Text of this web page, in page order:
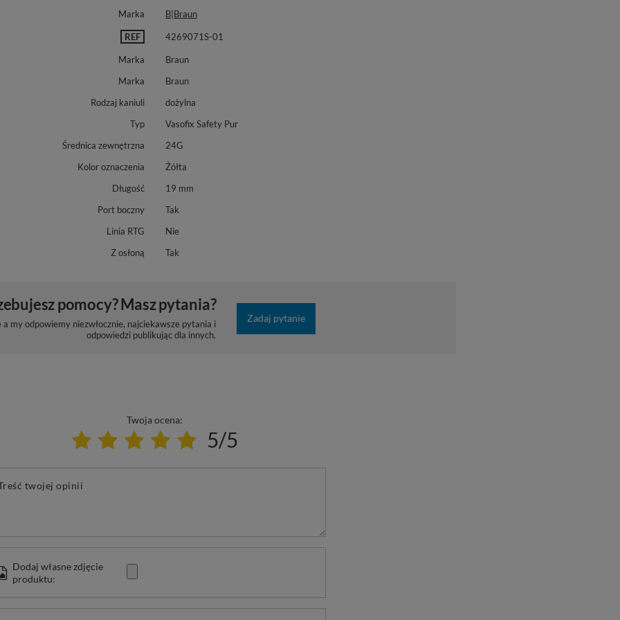
Marka B|Braun
REF 4269071S-01
Marka
Braun
Marka
Braun
Rodzaj kaniuli
dożylna
Typ
Vasofix Safety Pur
Średnica zewnętrzna
24G
Kolor oznaczenia
Żółta
Długość
19 mm
Port boczny
Tak
Linia RTG
Nie
Z osłoną
Tak
pomocy? Masz pytania?
my odpowiemy niezwłocznie, najciekawsze pytania i
odpowiedzi publikując dla innych.
Zadaj pytanie
Twoja ocena:
5/5
twojej opinii
Dodaj własne zdjęcie
produktu: